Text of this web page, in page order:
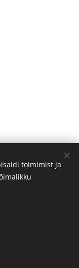
toimimist ja